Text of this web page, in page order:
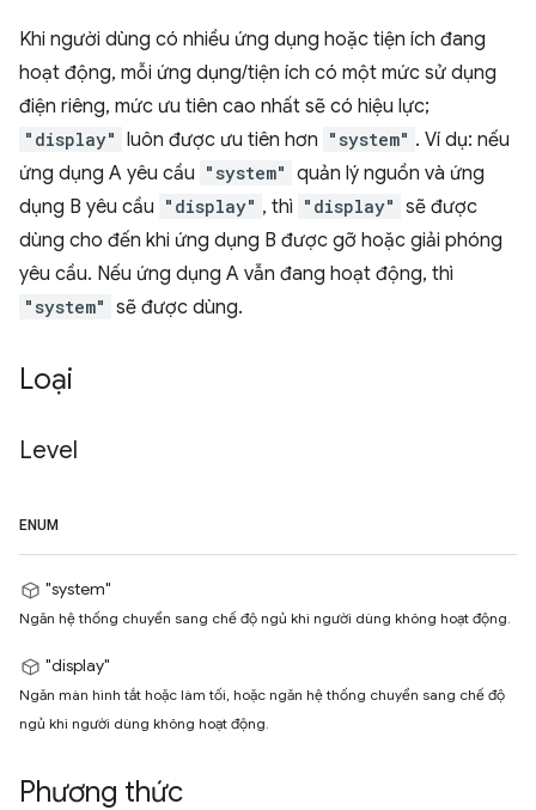
Khi người dùng có nhiều ứng dụng hoặc tiện ích đang
hoạt động, mỗi ứng dụng/tiện ích có một mức sử dụng
điện riêng, mức ưu tiên cao nhất sẽ có hiệu lực;
"display" luôn được ưu tiên hơn "system" . Ví dụ: nếu
ứng dụng A yêu cầu "system" quản lý nguồn và ứng
dụng B yêu cầu "display" , thì "display" sẽ được
dùng cho đến khi ứng dụng B được gỡ hoặc giải phóng
yêu cầu. Nếu ứng dụng A vẫn đang hoạt động, thì
"system" sẽ được dùng.
Loại
Level
ENUM
"system"
Ngăn hệ thống chuyển sang chế độ ngủ khi người dùng không hoạt động.
"display"
Ngăn màn hình tắt hoặc làm tối, hoặc ngăn hệ thống chuyển sang chế độ
ngủ khi người dùng không hoạt động.
Phương thức